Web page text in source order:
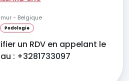
- Belgique
Podologie
un RDV en appelant le
: +3281733097